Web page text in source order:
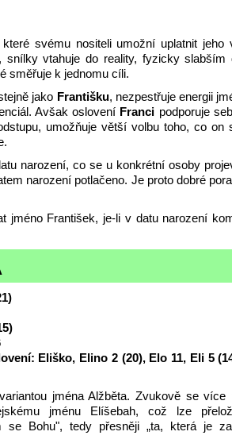
svému nositeli umožní uplatnit jeho
snílky vtahuje do reality, fyzicky slabším
směřuje k jednomu cíli.
jako Františku, nezpestřuje energii
Avšak oslovení Franci podporuje
umožňuje větší volbu toho, co on
narození, co se u konkrétní osoby
narození potlačeno. Je proto dobré
jméno František, je-li v datu narození
Eliško, Elino 2 (20), Elo 11, Eli 5
jména Alžběta. Zvukově se více
jménu Elíšebah, což lze
se Bohu", tedy přesněji „ta, která je